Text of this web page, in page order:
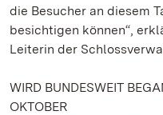
die Besucher an diesem
besichtigen können“,
Leiterin der
WIRD BUNDESWEIT
OKTOBER